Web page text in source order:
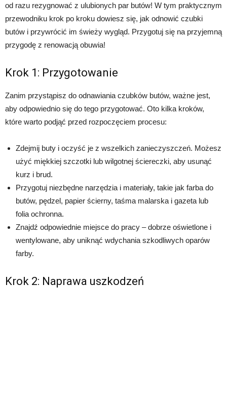
od razu rezygnować z ulubionych par butów! W tym praktycznym
przewodniku krok po kroku dowiesz się, jak odnowić czubki
butów i przywrócić im świeży wygląd. Przygotuj się na przyjemną
przygodę z renowacją obuwia!
Krok 1: Przygotowanie
Zanim przystąpisz do odnawiania czubków butów, ważne jest,
aby odpowiednio się do tego przygotować. Oto kilka kroków,
które warto podjąć przed rozpoczęciem procesu:
Zdejmij buty i oczyść je z wszelkich zanieczyszczeń. Możesz
użyć miękkiej szczotki lub wilgotnej ściereczki, aby usunąć
kurz i brud.
Przygotuj niezbędne narzędzia i materiały, takie jak farba do
butów, pędzel, papier ścierny, taśma malarska i gazeta lub
folia ochronna.
Znajdź odpowiednie miejsce do pracy – dobrze oświetlone i
wentylowane, aby uniknąć wdychania szkodliwych oparów
farby.
Krok 2: Naprawa uszkodzeń